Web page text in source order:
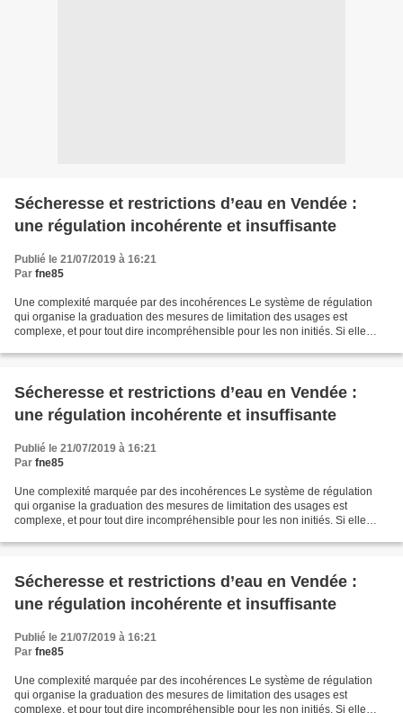
Sécheresse et restrictions d’eau en Vendée :
une régulation incohérente et insuffisante
Publié le 21/07/2019 à 16:21
Par fne85
Une complexité marquée par des incohérences Le système de régulation
qui organise la graduation des mesures de limitation des usages est
complexe, et pour tout dire incompréhensible pour les non initiés. Si elle
Sécheresse et restrictions d’eau en Vendée :
une régulation incohérente et insuffisante
Publié le 21/07/2019 à 16:21
Par fne85
Une complexité marquée par des incohérences Le système de régulation
qui organise la graduation des mesures de limitation des usages est
complexe, et pour tout dire incompréhensible pour les non initiés. Si elle
Sécheresse et restrictions d’eau en Vendée :
une régulation incohérente et insuffisante
Publié le 21/07/2019 à 16:21
Par fne85
Une complexité marquée par des incohérences Le système de régulation
qui organise la graduation des mesures de limitation des usages est
complexe, et pour tout dire incompréhensible pour les non initiés. Si elle